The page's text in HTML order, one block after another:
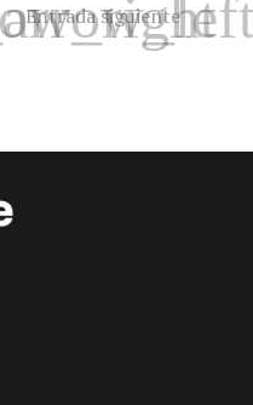
Entrada siguiente